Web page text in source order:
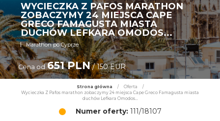
WYCIECZKA Z PAFOS MARATHON
ZOBACZYMY 24 MIEJSCA CAPE
GRECO FAMAGUSTA MIASTA
DUCHÓW LEFKARA OMODOS...
Marathon po Cyprze
Cena od 651 PLN/ 150 EUR
Strona główna / Oferta
/
Wycieczka Z Pafos marathon zobaczymy 24 miejsca Cape Greco Famagusta miasta
duchów Lefkara Omodos...
Numer oferty:111/18107